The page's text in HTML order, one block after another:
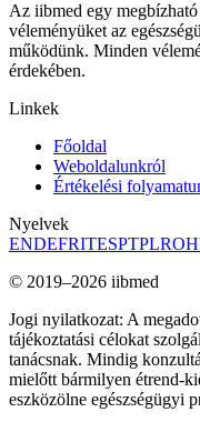
Az iibmed egy
véleményüket az
működünk. Minden
érdekében.
Linkek
Főoldal
Weboldalunkról
Értékelési
Nyelvek
ENDEFRITESPTPLRO
© 2019–2026 iibmed
Jogi nyilatkozat: A
tájékoztatási célokat
tanácsnak. Mindig
mielőtt bármilyen étrend-
eszközölne egészségügyi